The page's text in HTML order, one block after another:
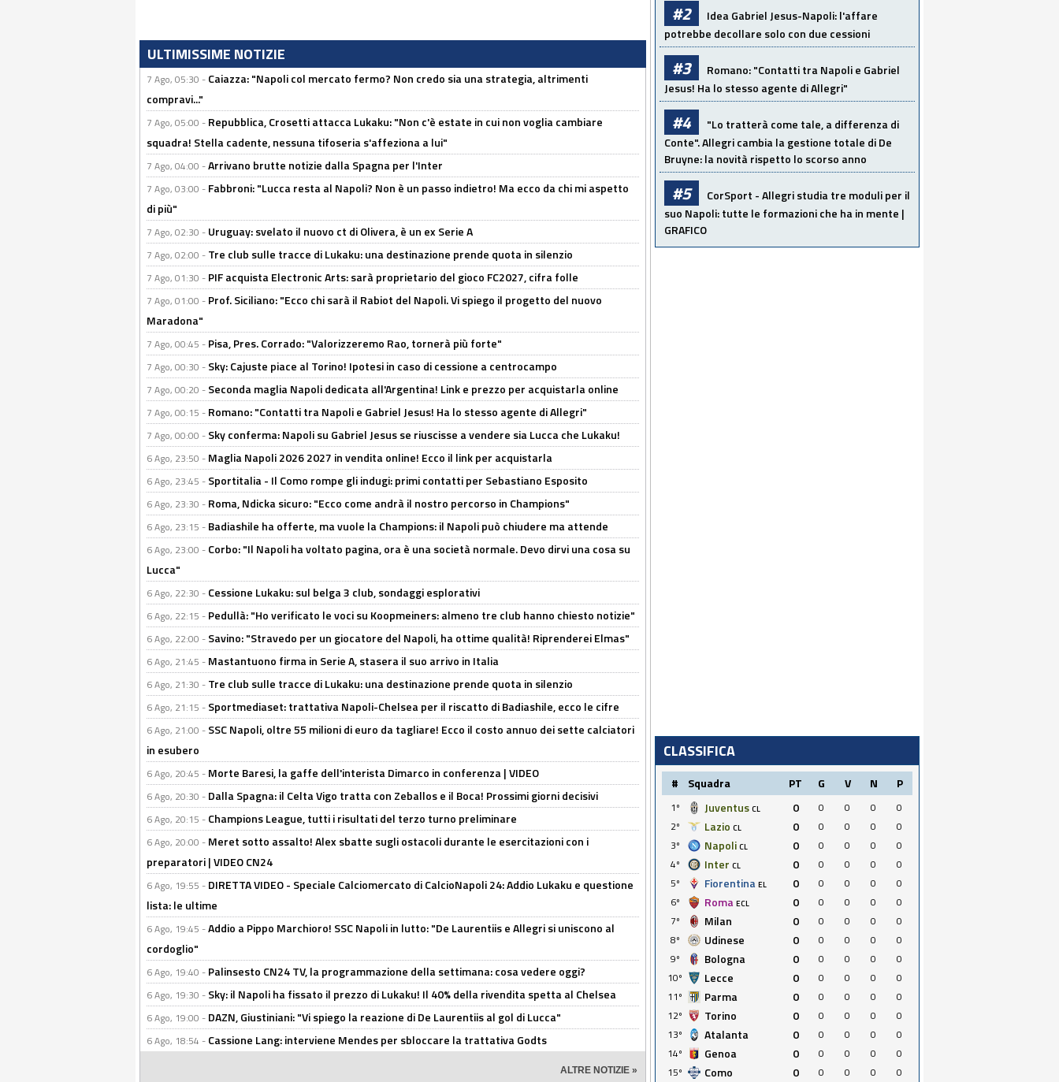
ULTIMISSIME NOTIZIE
7 Ago, 05:30 - Caiazza: "Napoli col mercato fermo? Non credo sia una strategia, altrimenti
compravi..."
7 Ago, 05:00 - Repubblica, Crosetti attacca Lukaku: "Non c'è estate in cui non voglia cambiare
squadra! Stella cadente, nessuna tifoseria s'affeziona a lui"
7 Ago, 04:00 -Arrivano brutte notizie dalla Spagna per l'Inter
7 Ago, 03:00 - Fabbroni: "Lucca resta al Napoli? Non è un passo indietro! Ma ecco da chi mi aspetto
di più"
7 Ago, 02:30 - Uruguay: svelato il nuovo ct di Olivera, è un ex Serie A
7 Ago, 02:00 - Tre club sulle tracce di Lukaku: una destinazione prende quota in silenzio
7 Ago, 01:30 - PIF acquista Electronic Arts: sarà proprietario del gioco FC2027, cifra folle
7 Ago, 01:00 - Prof. Siciliano: "Ecco chi sarà il Rabiot del Napoli. Vi spiego il progetto del nuovo
Maradona"
7 Ago, 00:45 - Pisa, Pres. Corrado: "Valorizzeremo Rao, tornerà più forte"
7 Ago, 00:30 - Sky: Cajuste piace al Torino! Ipotesi in caso di cessione a centrocampo
7 Ago, 00:20 - Seconda maglia Napoli dedicata all'Argentina! Link e prezzo per acquistarla online
7 Ago, 00:15 - Romano: "Contatti tra Napoli e Gabriel Jesus! Ha lo stesso agente di Allegri"
7 Ago, 00:00 - Sky conferma: Napoli su Gabriel Jesus se riuscisse a vendere sia Lucca che Lukaku!
6 Ago, 23:50 - Maglia Napoli 2026 2027 in vendita online! Ecco il link per acquistarla
6 Ago, 23:45 - Sportitalia - Il Como rompe gli indugi: primi contatti per Sebastiano Esposito
6 Ago, 23:30 - Roma, Ndicka sicuro: "Ecco come andrà il nostro percorso in Champions"
6 Ago, 23:15 - Badiashile ha offerte, ma vuole la Champions: il Napoli può chiudere ma attende
6 Ago, 23:00 - Corbo: "Il Napoli ha voltato pagina, ora è una società normale. Devo dirvi una cosa su
Lucca"
6 Ago, 22:30 - Cessione Lukaku: sul belga 3 club, sondaggi esplorativi
6 Ago, 22:15 - Pedullà: "Ho verificato le voci su Koopmeiners: almeno tre club hanno chiesto notizie"
6 Ago, 22:00 - Savino: "Stravedo per un giocatore del Napoli, ha ottime qualità! Riprenderei Elmas"
6 Ago, 21:45 - Mastantuono firma in Serie A, stasera il suo arrivo in Italia
6 Ago, 21:30 - Tre club sulle tracce di Lukaku: una destinazione prende quota in silenzio
6 Ago, 21:15 - Sportmediaset: trattativa Napoli-Chelsea per il riscatto di Badiashile, ecco le cifre
6 Ago, 21:00 - SSC Napoli, oltre 55 milioni di euro da tagliare! Ecco il costo annuo dei sette calciatori
in esubero
6 Ago, 20:45 - Morte Baresi, la gaffe dell'interista Dimarco in conferenza | VIDEO
6 Ago, 20:30 - Dalla Spagna: il Celta Vigo tratta con Zeballos e il Boca! Prossimi giorni decisivi
6 Ago, 20:15 - Champions League, tutti i risultati del terzo turno preliminare
6 Ago, 20:00 - Meret sotto assalto! Alex sbatte sugli ostacoli durante le esercitazioni con i
preparatori | VIDEO CN24
6 Ago, 19:55 - DIRETTA VIDEO - Speciale Calciomercato di CalcioNapoli 24: Addio Lukaku e questione
lista: le ultime
6 Ago, 19:45 -Addio a Pippo Marchioro! SSC Napoli in lutto: "De Laurentiis e Allegri si uniscono al
cordoglio"
6 Ago, 19:40 - Palinsesto CN24 TV, la programmazione della settimana: cosa vedere oggi?
6 Ago, 19:30 - Sky: il Napoli ha fissato il prezzo di Lukaku! Il 40% della rivendita spetta al Chelsea
6 Ago, 19:00 - DAZN, Giustiniani: "Vi spiego la reazione di De Laurentiis al gol di Lucca"
6 Ago, 18:54 - Cassione Lang: interviene Mendes per sbloccare la trattativa Godts
ALTRE NOTIZIE »
#2
Idea Gabriel Jesus-Napoli: l'affare
potrebbe decollare solo con due cessioni
#3
Romano: "Contatti tra Napoli e Gabriel
Jesus! Ha lo stesso agente di Allegri"
#4
"Lo tratterà come tale, a differenza di
Conte". Allegri cambia la gestione totale di De
Bruyne: la novità rispetto lo scorso anno
#5
CorSport - Allegri studia tre moduli per il
suo Napoli: tutte le formazioni che ha in mente |
GRAFICO
CLASSIFICA
# Squadra PT G V N P
1º Juventus CL 0 0 0 0
0
2º
Lazio CL 0 0 0 0
0
3º
Napoli CL 0 0 0 0
0
4º
Inter CL 0 0 0 0
0
5º
Fiorentina EL 0 0 0 0
0
6º
Roma ECL 0 0 0 0
0
7º
Milan 0 0 0 0
0
8º
Udinese 0 0 0 0
0
9º
Bologna 0 0 0 0
0
10º
Lecce 0 0 0 0
0
11º
Parma 0 0 0 0
0
12º
Torino 0 0 0 0
0
13º
Atalanta 0 0 0 0
0
14º
Genoa 0 0 0 0
0
15º
Como 0 0 0 0 0